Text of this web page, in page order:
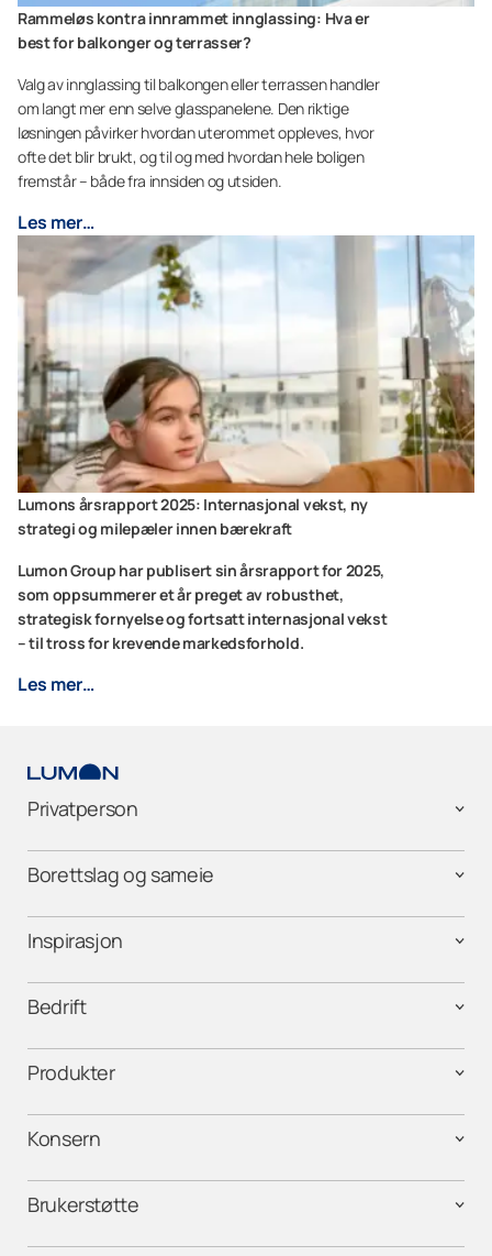
Rammeløs kontra innrammet innglassing: Hva er
best for balkonger og terrasser?
Valg av innglassing til balkongen eller terrassen handler
om langt mer enn selve glasspanelene. Den riktige
løsningen påvirker hvordan uterommet oppleves, hvor
ofte det blir brukt, og til og med hvordan hele boligen
fremstår – både fra innsiden og utsiden.
Les mer…
Lumons årsrapport 2025: Internasjonal vekst, ny
strategi og milepæler innen bærekraft
Lumon Group har publisert sin årsrapport for 2025,
som oppsummerer et år preget av robusthet,
strategisk fornyelse og fortsatt internasjonal vekst
– til tross for krevende markedsforhold.
Les mer…
Privatperson
Borettslag og sameie
Inspirasjon
Bedrift
Produkter
Konsern
Brukerstøtte